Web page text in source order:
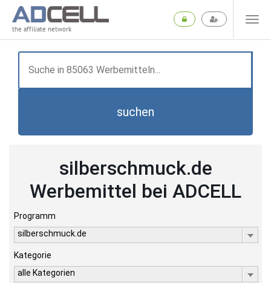
the affiliate network
suchen
silberschmuck.de
Werbemittel bei ADCELL
Programm
silberschmuck.de
Kategorie
alle Kategorien